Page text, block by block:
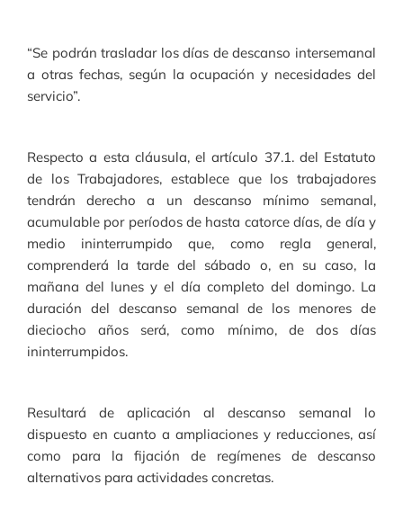
“Se podrán trasladar los días de descanso intersemanal
a otras fechas, según la ocupación y necesidades del
servicio”.
Respecto a esta cláusula, el artículo 37.1. del Estatuto
de los Trabajadores, establece que los trabajadores
tendrán derecho a un descanso mínimo semanal,
acumulable por períodos de hasta catorce días, de día y
medio ininterrumpido que, como regla general,
comprenderá la tarde del sábado o, en su caso, la
mañana del lunes y el día completo del domingo. La
duración del descanso semanal de los menores de
dieciocho años será, como mínimo, de dos días
ininterrumpidos.
Resultará de aplicación al descanso semanal lo
dispuesto en cuanto a ampliaciones y reducciones, así
como para la fijación de regímenes de descanso
alternativos para actividades concretas.